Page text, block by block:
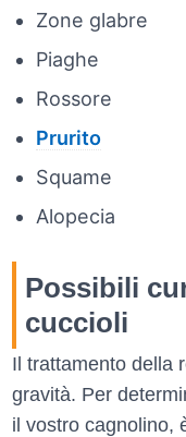
Zone glabre
Piaghe
Rossore
Prurito
Squame
Alopecia
Possibili
cuccioli
Il trattamento della
gravità. Per
il vostro cagnolino,